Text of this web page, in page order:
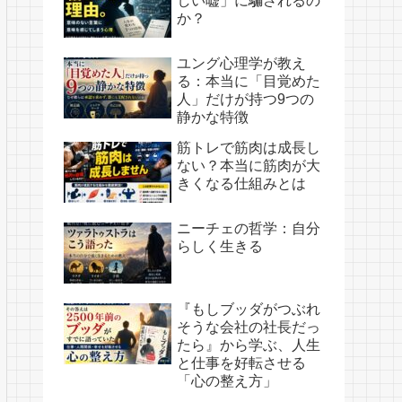
か？
ユング心理学が教え
る：本当に「目覚めた
人」だけが持つ9つの
静かな特徴
筋トレで筋肉は成長し
ない？本当に筋肉が大
きくなる仕組みとは
ニーチェの哲学：自分
らしく生きる
『もしブッダがつぶれ
そうな会社の社長だっ
たら』から学ぶ、人生
と仕事を好転させる
「心の整え方」